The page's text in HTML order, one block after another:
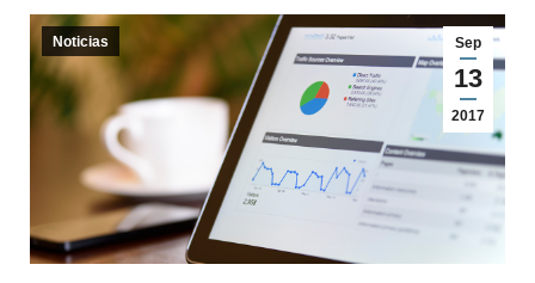
Sep
13
2017
Noticias